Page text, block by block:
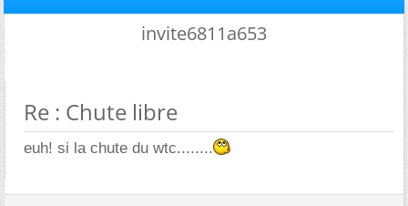
invite6811a653
Re : Chute libre
euh! si la chute du wtc........